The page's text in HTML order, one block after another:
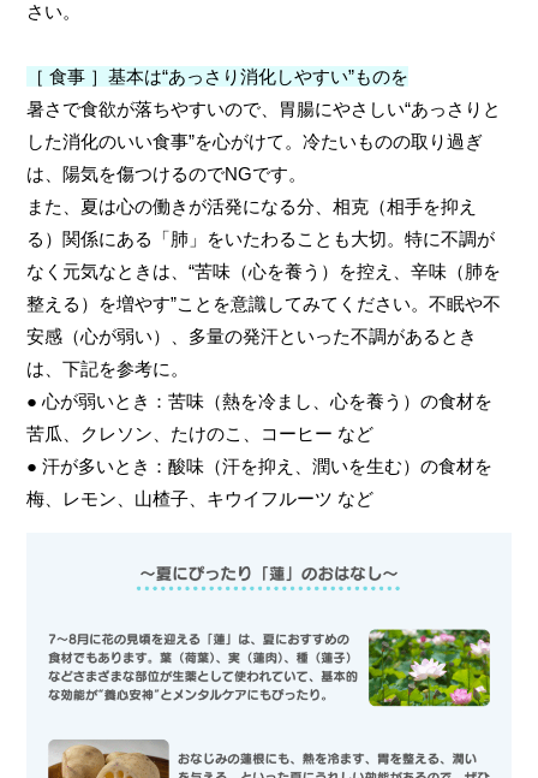
さい。
［ 食事 ］基本は“あっさり消化しやすい”ものを
暑さで食欲が落ちやすいので、胃腸にやさしい“あっさりと
した消化のいい食事”を心がけて。冷たいものの取り過ぎ
は、陽気を傷つけるのでNGです。
また、夏は心の働きが活発になる分、相克（相手を抑え
る）関係にある「肺」をいたわることも大切。特に不調が
なく元気なときは、“苦味（心を養う）を控え、辛味（肺を
整える）を増やす”ことを意識してみてください。不眠や不
安感（心が弱い）、多量の発汗といった不調があるとき
は、下記を参考に。
● 心が弱いとき：苦味（熱を冷まし、心を養う）の食材を
苦瓜、クレソン、たけのこ、コーヒー など
● 汗が多いとき：酸味（汗を抑え、潤いを生む）の食材を
梅、レモン、山楂子、キウイフルーツ など